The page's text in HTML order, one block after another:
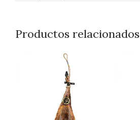
Productos relacionados